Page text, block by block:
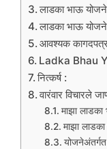
लाडका भाऊ
लाडका भाऊ
आवश्यक
Ladka Bhau
नित्कर्ष :
वारंवार विचारले
माझा
माझा